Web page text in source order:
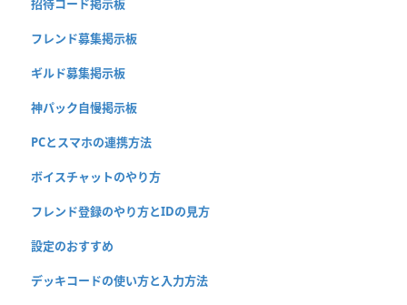
招待コード掲示板
フレンド募集掲示板
ギルド募集掲示板
神パック自慢掲示板
PCとスマホの連携方法
ボイスチャットのやり方
フレンド登録のやり方とIDの見方
設定のおすすめ
デッキコードの使い方と入力方法